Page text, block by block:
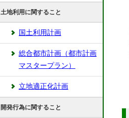
土地利用に関すること
国土利用計画
総合都市計画（都市計画
マスタープラン）
立地適正化計画
開発行為に関すること